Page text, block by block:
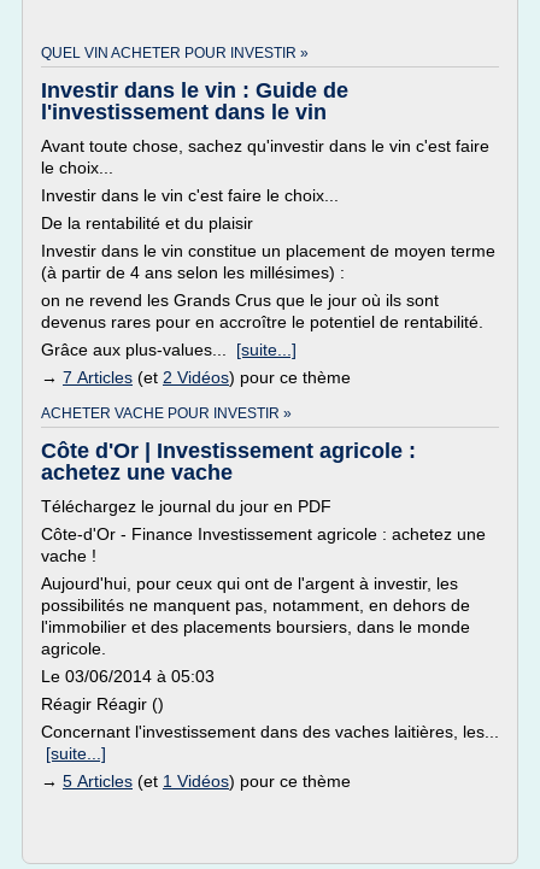
QUEL VIN ACHETER POUR INVESTIR »
Investir dans le vin : Guide de
l'investissement dans le vin
Avant toute chose, sachez qu'investir dans le vin c'est faire
le choix...
Investir dans le vin c'est faire le choix...
De la rentabilité et du plaisir
Investir dans le vin constitue un placement de moyen terme
(à partir de 4 ans selon les millésimes) :
on ne revend les Grands Crus que le jour où ils sont
devenus rares pour en accroître le potentiel de rentabilité.
Grâce aux plus-values... [suite...]
→ 7 Articles (et 2 Vidéos) pour ce thème
ACHETER VACHE POUR INVESTIR »
Côte d'Or | Investissement agricole :
achetez une vache
Téléchargez le journal du jour en PDF
Côte-d'Or - Finance Investissement agricole : achetez une
vache !
Aujourd'hui, pour ceux qui ont de l'argent à investir, les
possibilités ne manquent pas, notamment, en dehors de
l'immobilier et des placements boursiers, dans le monde
agricole.
Le 03/06/2014 à 05:03
Réagir Réagir ()
Concernant l'investissement dans des vaches laitières, les...
[suite...]
→ 5 Articles (et 1 Vidéos) pour ce thème